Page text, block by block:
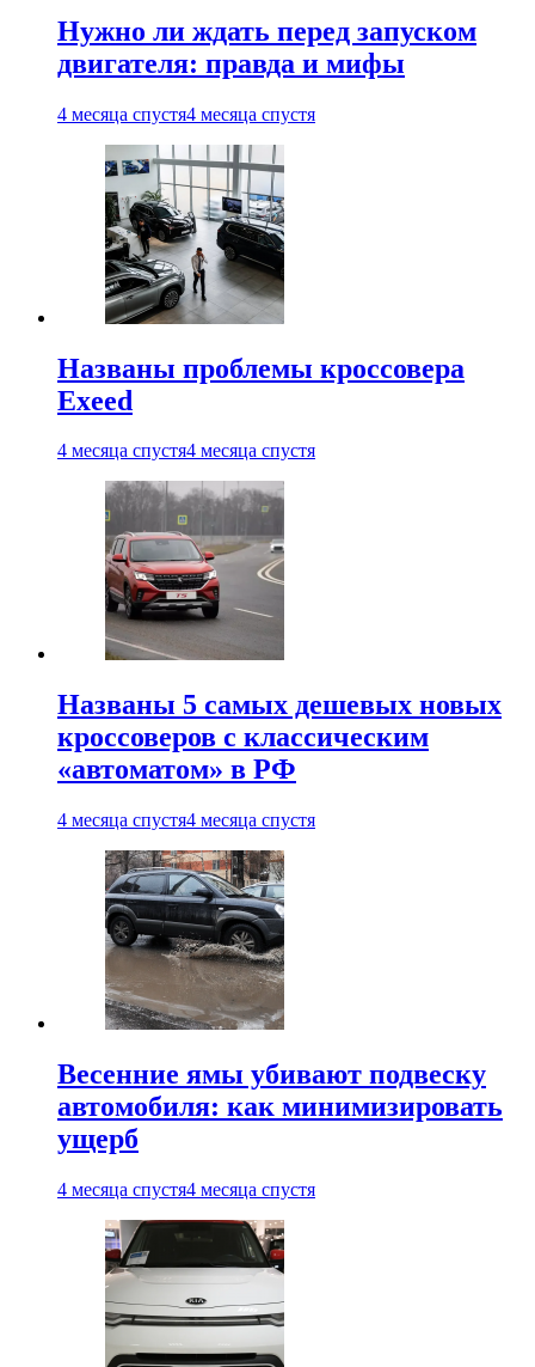
Нужно ли ждать перед запуском
двигателя: правда и мифы
4 месяца спустя4 месяца спустя
Названы проблемы кроссовера
Exeed
4 месяца спустя4 месяца спустя
Названы 5 самых дешевых новых
кроссоверов с классическим
«автоматом» в РФ
4 месяца спустя4 месяца спустя
Весенние ямы убивают подвеску
автомобиля: как минимизировать
ущерб
4 месяца спустя4 месяца спустя